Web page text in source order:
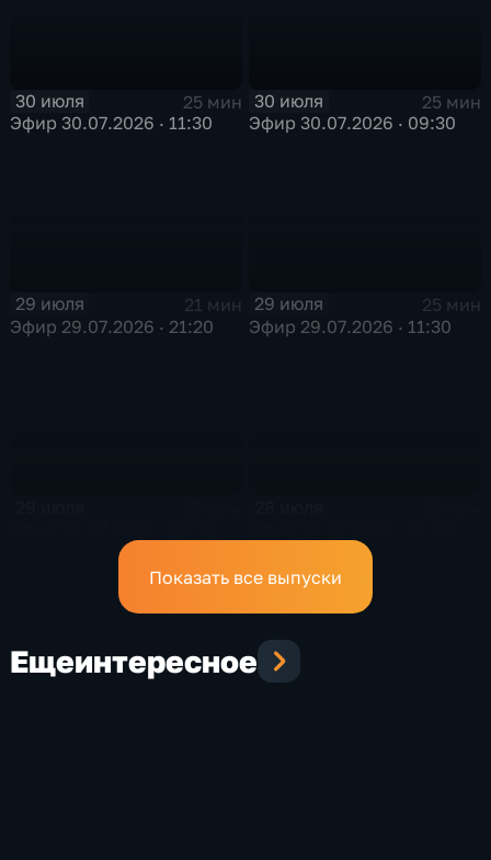
30 июля
25 мин
Эфир 30.07.2026 · 11:30
30 июля
25 мин
Эфир 30.07.2026 · 09:30
29 июля
21 мин
Эфир 29.07.2026 · 21:20
29 июля
25 мин
Эфир 29.07.2026 · 11:30
Показать все выпуски
Ещеинтересное